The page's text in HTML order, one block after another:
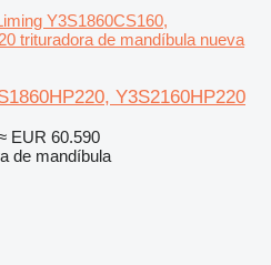
Y3S1860CS160,
trituradora de mandíbula nueva
Y3S2160HP220
EUR 60.590
de mandíbula